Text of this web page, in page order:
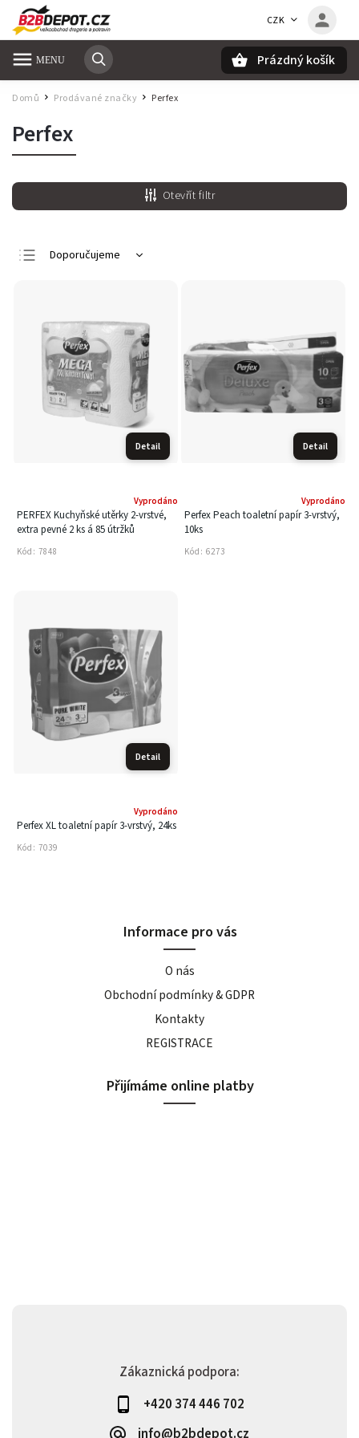
CZK
Prázdný košík
Domů / Prodávané značky / Perfex
Perfex
Otevřít filtr
Doporučujeme
Nejprodávanější
Abecedně
Detail
PERFEX Kuchyňské utěrky 2-vrstvé,
extra pevné 2 ks á 85 útržků
Vyprodáno
Kód: 7848
Detail
Perfex Peach toaletní papír 3-vrstvý,
10ks
Vyprodáno
Kód: 6273
Detail
Perfex XL toaletní papír 3-vrstvý, 24ks
Vyprodáno
Kód: 7039
Zákaznická podpora:
+420 374 446 702
info@b2bdepot.cz
Informace pro vás
O nás
Obchodní podmínky & GDPR
Kontakty
REGISTRACE
Přijímáme online platby